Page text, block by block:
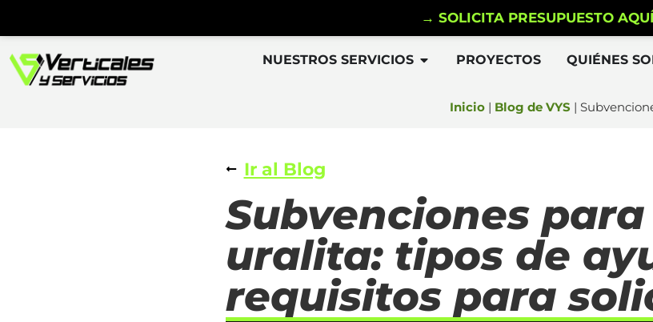
→ SOLICITA PRESUPUESTO AQUÍ
NUESTROS SERVICIOS PROYECTOS QUIÉNES
Inicio | Blog de VYS |
Ir al Blog
Subvenciones
uralita: tipos de
requisitos para